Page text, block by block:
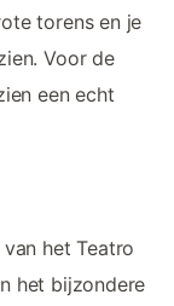
torens en je
Voor de
een echt
het Teatro
het bijzondere